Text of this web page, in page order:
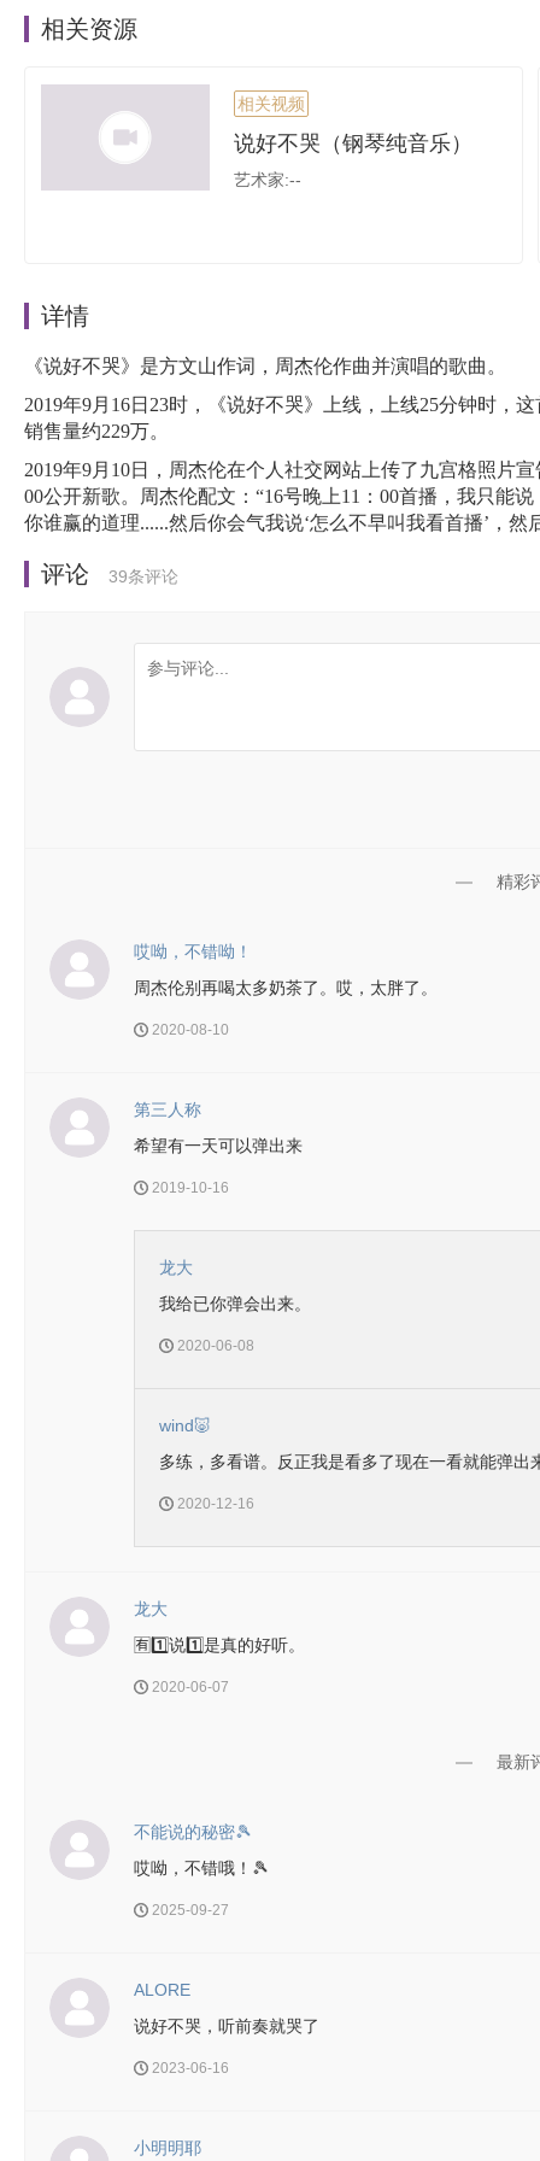
相关资源
相关视频
说好不哭（钢琴纯音乐）
艺术家:--
详情
《说好不哭》是方文山作词，周杰伦作曲并演唱的歌曲。
2019年9月16日23时，《说好不哭》上线，上线25分钟时，
销售量约229万。
2019年9月10日，周杰伦在个人社交网站上传了九宫格照片
00公开新歌。周杰伦配文：“16号晚上11：00首播，我只能
你谁赢的道理......然后你会气我说‘怎么不早叫我看首播’，然
评论 39条评论
精彩
哎呦，不错呦！
周杰伦别再喝太多奶茶了。哎，太胖了。
2020-08-10
第三人称
希望有一天可以弹出来
2019-10-16
龙大
我给已你弹会出来。
2020-06-08
wind🐷
多练，多看谱。反正我是看多了现在一看就能弹出
2020-12-16
龙大
🈶1️⃣说1️⃣是真的好听。
2020-06-07
最新
不能说的秘密🎾
哎呦，不错哦！🎾
2025-09-27
ALORE
说好不哭，听前奏就哭了
2023-06-16
小明明耶